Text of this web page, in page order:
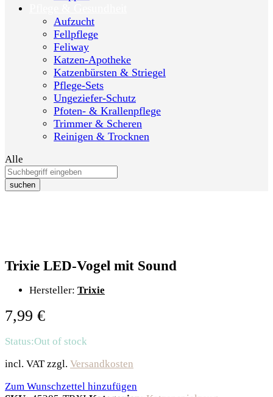
Aufzucht
Fellpflege
Feliway
Katzen-Apotheke
Katzenbürsten & Striegel
Pflege-Sets
Ungeziefer-Schutz
Pfoten- & Krallenpflege
Trimmer & Scheren
Reinigen & Trocknen
Alle
suchen
Trixie LED-Vogel mit Sound
Hersteller: Trixie
7,99 €
Status:Out of stock
incl. VAT zzgl. Versandkosten
Zum Wunschzettel hinzufügen